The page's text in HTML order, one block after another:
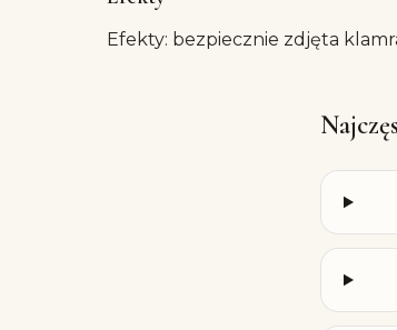
Efekty: bezpiecznie zdjęta